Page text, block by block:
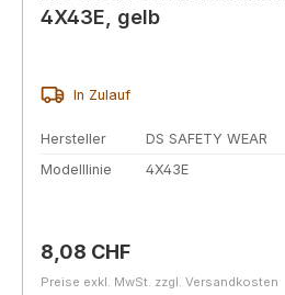
4X43E, gelb
In Zulauf
Hersteller
DS SAFETY WEAR
Modelllinie
4X43E
Regulärer Preis:
8,08 CHF
Preise exkl. MwSt. zzgl. Versandkosten